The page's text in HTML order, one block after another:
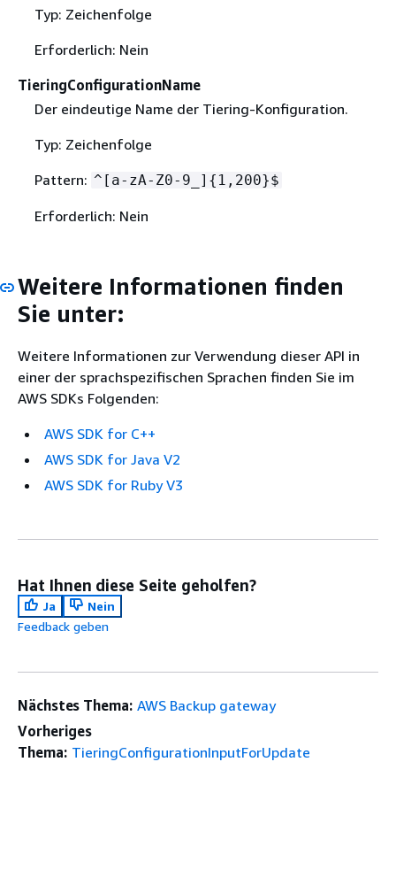
Typ: Zeichenfolge
Erforderlich: Nein
TieringConfigurationName
Der eindeutige Name der Tiering-Konfiguration.
Typ: Zeichenfolge
Pattern: ^[a-zA-Z0-9_] { 1,200}$
Erforderlich: Nein
Weitere Informationen finden
Sie unter:
Weitere Informationen zur Verwendung dieser API in
einer der sprachspezifischen Sprachen finden Sie im
AWS SDKs Folgenden:
AWS SDK for C++
AWS SDK for Java V2
AWS SDK for Ruby V3
Hat Ihnen diese Seite geholfen?
Ja
Nein
Feedback geben
Nächstes Thema: AWS Backup gateway
Vorheriges
Thema: TieringConfigurationInputForUpdate